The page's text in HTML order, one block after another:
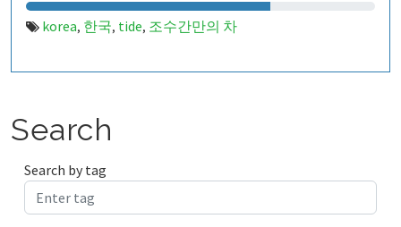
korea, 한국, tide, 조수간만의 차
Search
Search by tag